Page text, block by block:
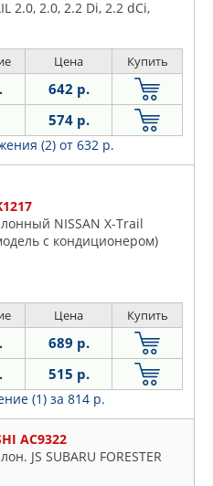
2.0, 2.0, 2.2 Di, 2.2 dCi,
Цена Купить
642 р.
574 р.
(2) от 632 р.
NISSAN X-Trail
с кондиционером)
Цена Купить
689 р.
515 р.
(1) за 814 р.
AC9322
JS SUBARU FORESTER